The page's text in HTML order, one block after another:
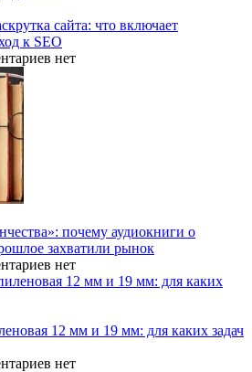
сайта: что включает
к SEO
нет
почему аудиокниги о
захватили рынок
нет
12 мм и 19 мм: для каких задач
нет